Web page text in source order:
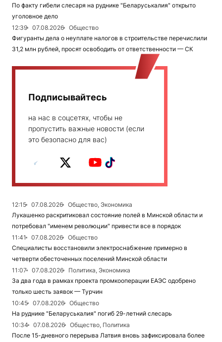
По факту гибели слесаря на руднике "Беларуськалия" открыто
уголовное дело
12:39
07.08.2026
Общество
Фигуранты дела о неуплате налогов в строительстве перечислили
31,2 млн рублей, просят освободить от ответственности — СК
Подписывайтесь
на нас в соцсетях, чтобы не
пропустить важные новости (если
это безопасно для вас)
12:15 07.08.2026
Общество, Экономика
Лукашенко раскритиковал состояние полей в Минской области и
потребовал "именем революции" привести все в порядок
11:41
07.08.2026
Общество
Специалисты восстановили электроснабжение примерно в
четверти обесточенных поселений Минской области
11:07
07.08.2026
Политика, Экономика
За два года в рамках проекта промкооперации ЕАЭС одобрено
только шесть заявок — Турчин
10:45
07.08.2026
Общество
На руднике "Беларуськалия" погиб 29-летний слесарь
10:34
07.08.2026
Общество, Политика
После 15-дневного перерыва Латвия вновь зафиксировала более